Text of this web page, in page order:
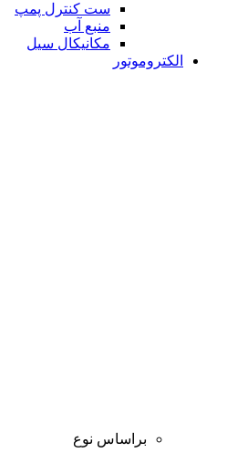
ست کنترل پمپ
منبع آب
مکانیکال سیل
الکتروموتور
براساس نوع